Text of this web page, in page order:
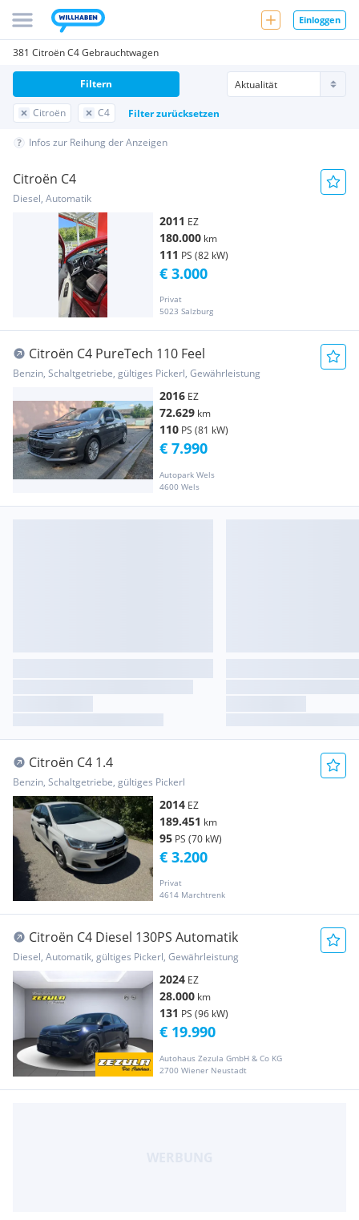
Einloggen
381 Citroën C4 Gebrauchtwagen
Citroën C4 Filter zurücksetzen
Filtern
Infos zur Reihung der Anzeigen
Citroën C4
Diesel, Automatik
2011 EZ
180.000 km
111 PS (82 kW)
Privat
5023 Salzburg
€ 3.000
Citroën C4 PureTech 110 Feel
Benzin, Schaltgetriebe, gültiges Pickerl, Gewährleistung
2016 EZ
72.629 km
110 PS (81 kW)
Autopark Wels
4600 Wels
€ 7.990
Citroën C4 1.4
Benzin, Schaltgetriebe, gültiges Pickerl
2014 EZ
189.451 km
95 PS (70 kW)
Privat
4614 Marchtrenk
€ 3.200
Citroën C4 Diesel 130PS Automatik
Diesel, Automatik, gültiges Pickerl, Gewährleistung
2024 EZ
28.000 km
131 PS (96 kW)
Autohaus Zezula GmbH & Co KG
2700 Wiener Neustadt
€ 19.990